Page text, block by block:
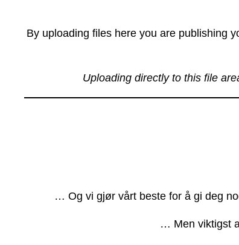
By uploading files here you are publishing
Uploading directly to this file
… Og vi gjør vårt beste for å gi deg
… Men viktigst